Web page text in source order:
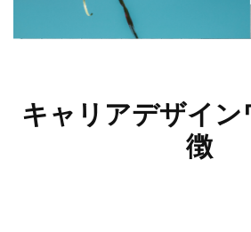
キャリアデザイン
徴